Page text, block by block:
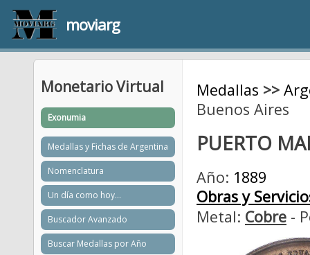
moviarg
Medallas >>
Buenos Aires
PUERTO
Año: 1889
Obras y
Metal: Cobre -
Monetario Virtual
Exonumia
Medallas y Fichas de Argentina
Nomenclatura
Un día como hoy...
Buscador Avanzado
Buscar Medallas por Año